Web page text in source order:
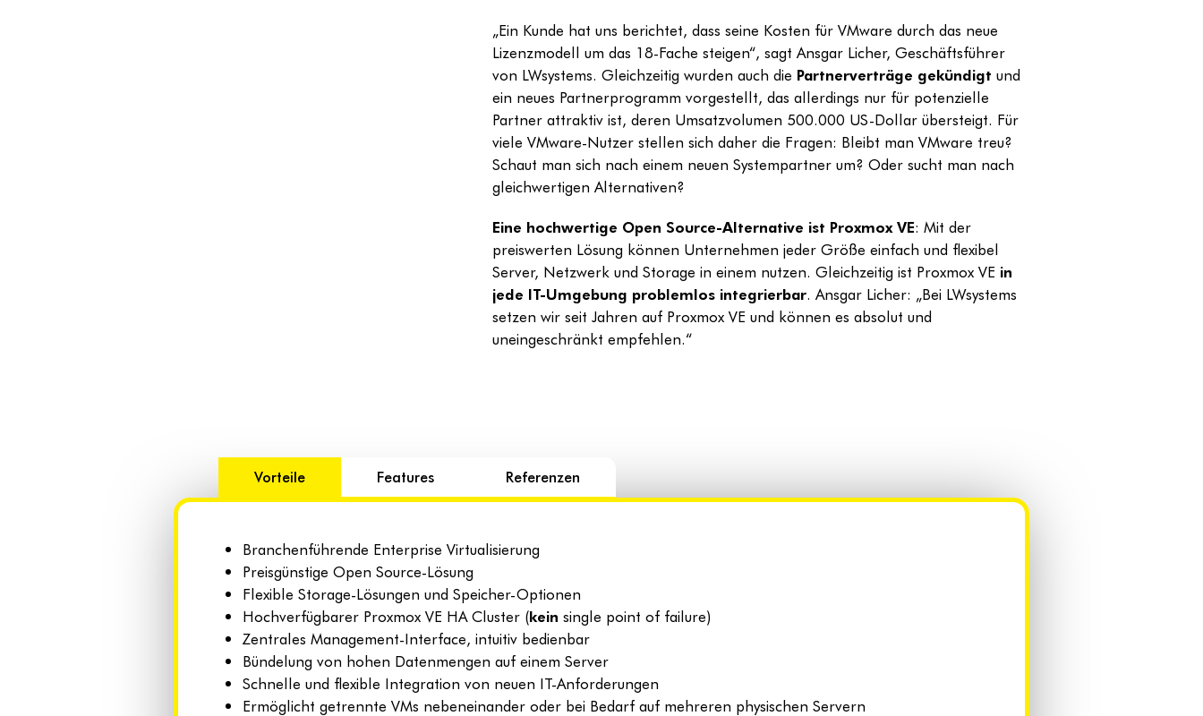
„Ein Kunde hat uns berichtet, dass seine Kosten für VMware durch das neue
Lizenzmodell um das 18-Fache steigen“, sagt Ansgar Licher, Geschäftsführer
von LWsystems. Gleichzeitig wurden auch die Partnerverträge gekündigt und
ein neues Partnerprogramm vorgestellt, das allerdings nur für potenzielle
Partner attraktiv ist, deren Umsatzvolumen 500.000 US-Dollar übersteigt. Für
viele VMware-Nutzer stellen sich daher die Fragen: Bleibt man VMware treu?
Schaut man sich nach einem neuen Systempartner um? Oder sucht man nach
gleichwertigen Alternativen?
Eine hochwertige Open Source-Alternative ist Proxmox VE: Mit der
preiswerten Lösung können Unternehmen jeder Größe einfach und flexibel
Server, Netzwerk und Storage in einem nutzen. Gleichzeitig ist Proxmox VE in
jede IT-Umgebung problemlos integrierbar. Ansgar Licher: „Bei LWsystems
setzen wir seit Jahren auf Proxmox VE und können es absolut und
uneingeschränkt empfehlen.“
Vorteile Features Referenzen
Branchenführende Enterprise Virtualisierung
Preisgünstige Open Source-Lösung
Flexible Storage-Lösungen und Speicher-Optionen
Hochverfügbarer Proxmox VE HA Cluster (kein single point of failure)
Zentrales Management-Interface, intuitiv bedienbar
Bündelung von hohen Datenmengen auf einem Server
Schnelle und flexible Integration von neuen IT-Anforderungen
Ermöglicht getrennte VMs nebeneinander oder bei Bedarf auf mehreren physischen Servern